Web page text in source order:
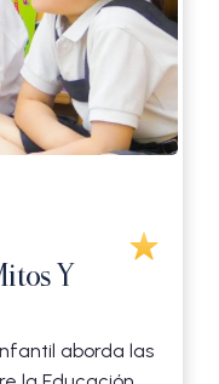
Y
aborda las